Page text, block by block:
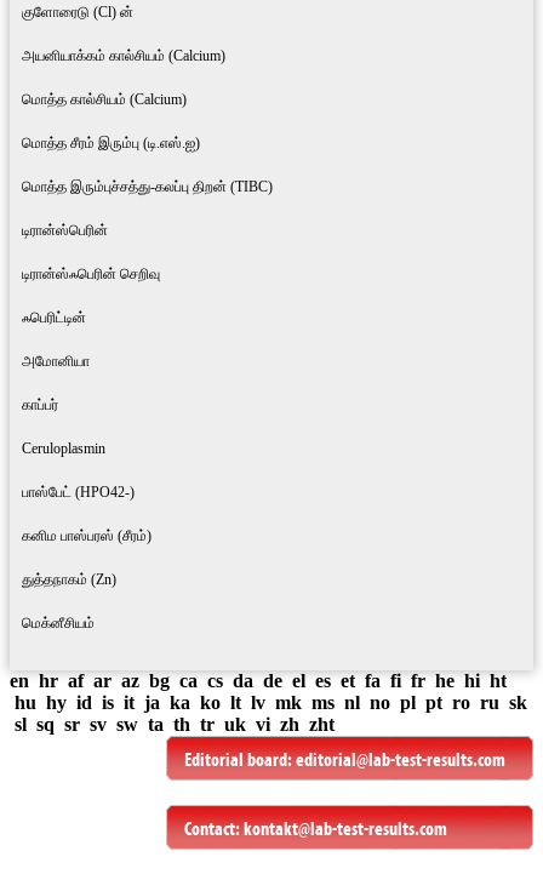
குளோரைடு (Cl) ன்
அயனியாக்கம் கால்சியம் (Calcium)
மொத்த கால்சியம் (Calcium)
மொத்த சீரம் இரும்பு (டி.எஸ்.ஐ)
மொத்த இரும்புச்சத்து-கலப்பு திறன் (TIBC)
டிரான்ஸ்பெரின்
டிரான்ஸ்ஃபெரின் செறிவு
ஃபெரிட்டின்
அமோனியா
காப்பர்
Ceruloplasmin
பாஸ்பேட் (HPO42-)
கனிம பாஸ்பரஸ் (சீரம்)
துத்தநாகம் (Zn)
மெக்னீசியம்
en hr af ar az bg ca cs da de el es et fa fi fr he hi ht
hu hy id is it ja ka ko lt lv mk ms nl no pl pt ro ru sk
sl sq sr sv sw ta th tr uk vi zh zht
Editorial board:editorial@lab-test-results.com
Contact:kontakt@lab-test-results.com